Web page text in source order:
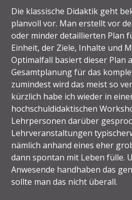
Die klassische Didaktik geht
planvoll vor. Man erstellt vor
oder minder detaillierten Plan
Einheit, der Ziele, Inhalte und
Optimalfall basiert dieser Plan
Gesamtplanung für das
zumindest wird das meist so
kürzlich habe ich wieder in
hochschuldidaktischen
Lehrpersonen darüber
Lehrveranstaltungen
nämlich anhand eines eher
dann spontan mit Leben fülle.
Anwesende handhaben das
sollte man das nicht überall.